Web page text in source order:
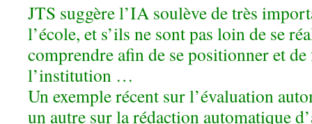
JTS suggèrel’IA soulèvede très
l’école, et s’ils ne sont pas loin de se
comprendre afin de se positionner et
l’institution …
Un exemple récent sur l’évaluation
un autre sur la rédaction automatique